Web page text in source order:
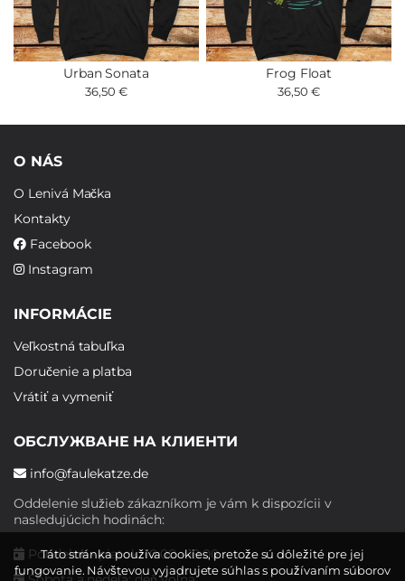
Urban Sonata
36,50 €
Frog Float
36,50 €
O NÁS
O Lenivá Mačka
Kontakty
Facebook
Instagram
INFORMÁCIE
Veľkostná tabuľka
Doručenie a platba
Vrátiť a vymeniť
ОБСЛУЖВАНЕ НА КЛИЕНТИ
info@faulekatze.de
Oddelenie služieb zákazníkom je vám k dispozícii v
nasledujúcich hodinách:
Pondelok - piatok: 10:00 - 19:00
Táto stránka používa cookies, pretože sú dôležité pre jej
fungovanie. Návštevou vyjadrujete súhlas s používaním súborov